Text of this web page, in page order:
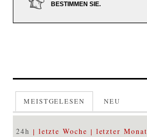
BESTIMMEN SIE.
MEISTGELESEN NEU
24h letzte Woche letzter Monat